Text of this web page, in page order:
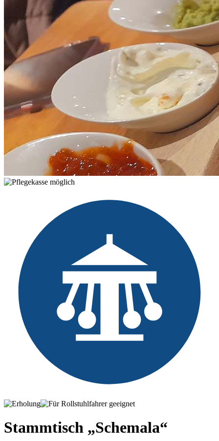
Stammtisch „Schemala“